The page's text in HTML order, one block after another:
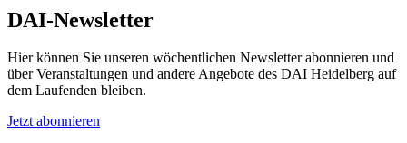
DAI-Newsletter
Hier können Sie unseren wöchentlichen Newsletter abonnieren und
über Veranstaltungen und andere Angebote des DAI Heidelberg auf
dem Laufenden bleiben.
Jetzt abonnieren